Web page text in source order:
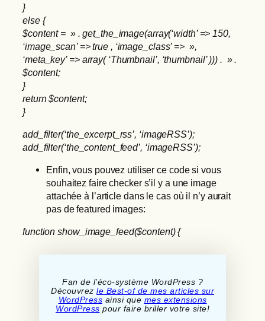
}
else {
$content = » . get_the_image(array(‘width’ => 150,
‘image_scan’ => true , ‘image_class’ => »,
‘meta_key’ => array( ‘Thumbnail’, ‘thumbnail’ ))) . » .
$content;
}
return $content;
}
add_filter(‘the_excerpt_rss’, ‘imageRSS’);
add_filter(‘the_content_feed’, ‘imageRSS’);
Enfin, vous pouvez utiliser ce code si vous
souhaitez faire checker s’il y a une image
attachée à l’article dans le cas où il n’y aurait
pas de featured images:
function show_image_feed($content) {
Fan de l’éco-système WordPress ?
Découvrez le Best-of de mes articles sur
WordPress ainsi que mes extensions
WordPress pour faire briller votre site!